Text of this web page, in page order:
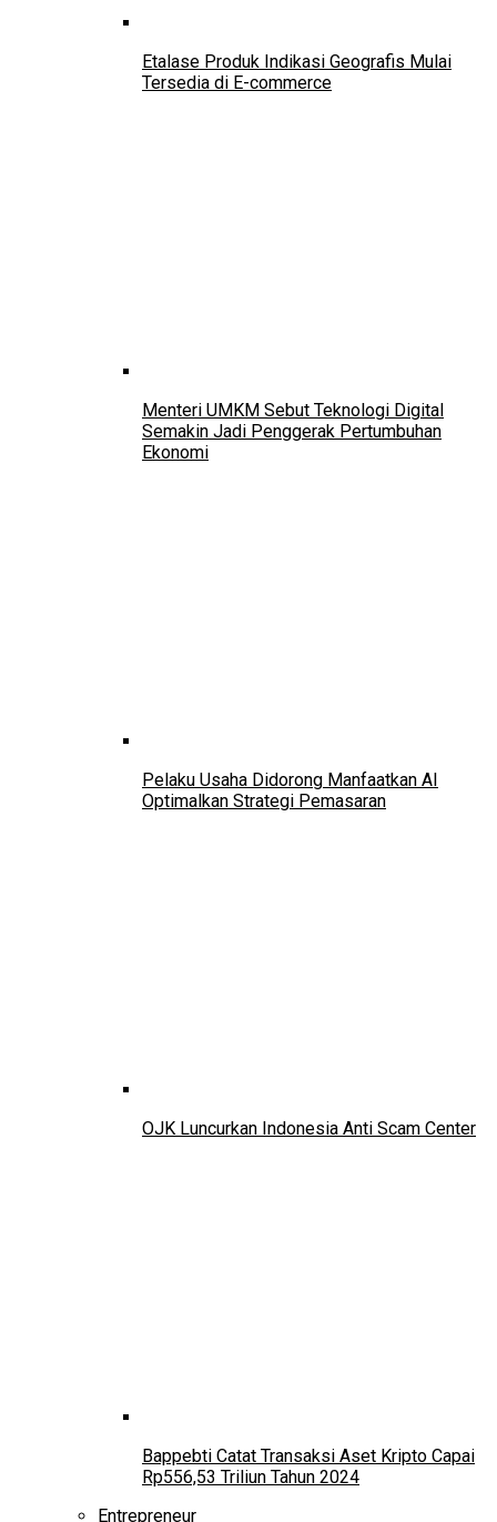
Etalase Produk Indikasi Geografis Mulai
Tersedia di E-commerce
Menteri UMKM Sebut Teknologi Digital
Semakin Jadi Penggerak Pertumbuhan
Ekonomi
Pelaku Usaha Didorong Manfaatkan AI
Optimalkan Strategi Pemasaran
OJK Luncurkan Indonesia Anti Scam Center
Bappebti Catat Transaksi Aset Kripto Capai
Rp556,53 Triliun Tahun 2024
Entrepreneur